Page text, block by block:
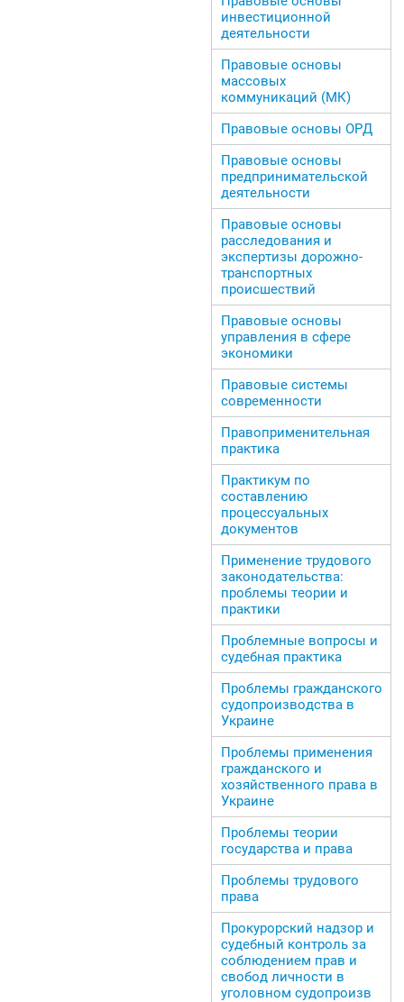
инвестиционной
деятельности
Правовые основы
массовых
коммуникаций (МК)
Правовые основы ОРД
Правовые основы
предпринимательской
деятельности
Правовые основы
расследования и
экспертизы дорожно-
транспортных
происшествий
Правовые основы
управления в сфере
экономики
Правовые системы
современности
Правоприменительная
практика
Практикум по
составлению
процессуальных
документов
Применение трудового
законодательства:
проблемы теории и
практики
Проблемные вопросы и
судебная практика
Проблемы гражданского
судопроизводства в
Украине
Проблемы применения
гражданского и
хозяйственного права в
Украине
Проблемы теории
государства и права
Проблемы трудового
права
Прокурорский надзор и
судебный контроль за
соблюдением прав и
свобод личности в
уголовном судопроизв